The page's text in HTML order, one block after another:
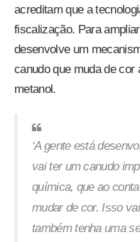
acreditam que a
fiscalização. Para
desenvolve um
canudo que muda de cor
metanol.
‘A gente está
vai ter um canudo
química, que ao
mudar de cor. Isso
também tenha uma